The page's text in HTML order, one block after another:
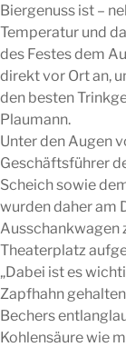
Biergenuss ist –
Temperatur und
des Festes dem
direkt vor Ort an,
den besten
Plaumann.
Unter den Augen
Geschäftsführer
Scheich sowie
wurden daher am
Ausschankwagen
Theaterplatz
„Dabei ist es
Zapfhahn
Bechers
Kohlensäure wie